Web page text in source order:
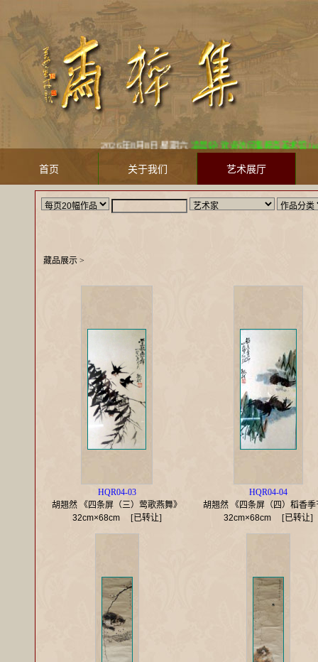
2026年8月8日 星期六 凌晨好! 欢迎访问集粹斋美术
首页 关于我们 艺术展厅
藏品展示 >
HQR04-03
胡翘然 《四条屏（三）莺歌燕舞》
32cm×68cm
[已转让]
HQR04-04
胡翘然 《四条屏（四）稻香季
32cm×68cm
[已转让]